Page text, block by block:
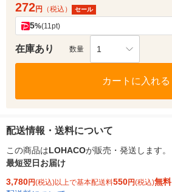
272円 （税込） セール
5%(11pt)
在庫あり 数量 1
カートに入れる
配送情報・送料について
この商品はLOHACOが販売・発送します。
最短翌日お届け
3,780円(税込)以上で基本配送料550円(税込)無料